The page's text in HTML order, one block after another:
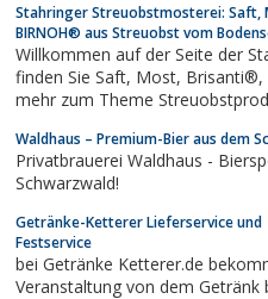
Ernährungs-, Koch- und Backtipps und ganz neu den Natreen
Online-Shop.
Stahringer Streuobstmosterei: Saft,
BIRNOH® aus Streuobst vom
Willkommen auf der Seite der
finden Sie Saft, Most, Brisanti®, BIRNOH®; und noch einiges
mehr zum Theme
Waldhaus – Premium-Bier aus dem
Privatbrauerei Waldhaus -
Schwarzwald!
Getränke-Ketterer Lieferservice und
Festservice
bei Getränke Ketterer.de
Veranstaltung von dem Getränk